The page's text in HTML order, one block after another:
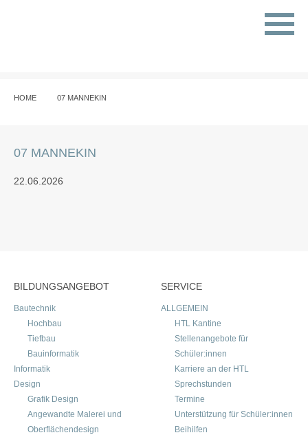
HOME 07 MANNEKIN
07 MANNEKIN
22.06.2026
BILDUNGSANGEBOT
Bautechnik
Hochbau
Tiefbau
Bauinformatik
Informatik
Design
Grafik Design
Angewandte Malerei und
Oberflächendesign
SERVICE
ALLGEMEIN
HTL Kantine
Stellenangebote für
Schüler:innen
Karriere an der HTL
Sprechstunden
Termine
Unterstützung für Schüler:innen
Beihilfen